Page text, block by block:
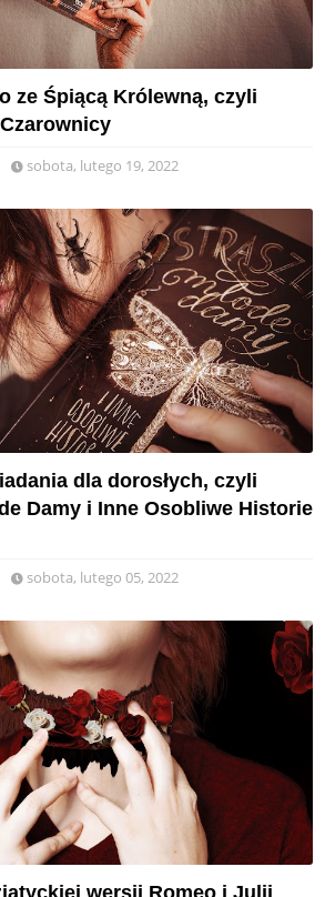
ze Śpiącą Królewną, czyli
sobota, lutego 19, 2022
dla dorosłych, czyli
Damy i Inne Osobliwe Historie
sobota, lutego 05, 2022
wersji Romeo i Julii